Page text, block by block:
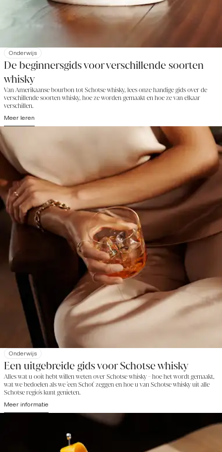
Onderwijs
De beginnersgids voor verschillende soorten
whisky
Van Amerikaanse bourbon tot Schotse whisky, lees onze handige gids over de
verschillende soorten whisky, hoe ze worden gemaakt en hoe ze van elkaar
verschillen.
Meer leren
Onderwijs
Een uitgebreide gids voor Schotse whisky
Alles wat u ooit hebt willen weten over Schotse whisky - hoe het wordt gemaakt,
wat we bedoelen als we 'een Schot' zeggen en hoe u van Schotse whisky uit alle
Schotse regio's kunt genieten.
Meer informatie